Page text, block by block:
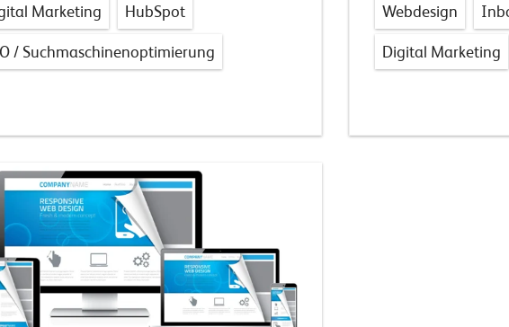
Marketing HubSpot
/ Suchmaschinenoptimierung
Webdesign
Digital Marketing